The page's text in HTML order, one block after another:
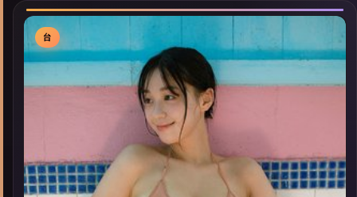
台